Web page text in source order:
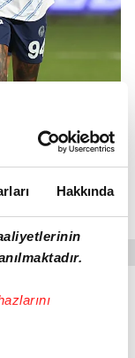
Hakkında
için top